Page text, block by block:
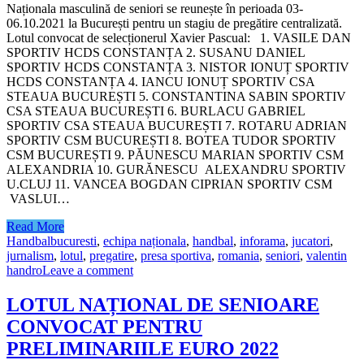
Naționala masculină de seniori se reunește în perioada 03-
06.10.2021 la București pentru un stagiu de pregătire centralizată.
Lotul convocat de selecționerul Xavier Pascual: 1. VASILE DAN
SPORTIV HCDS CONSTANȚA 2. SUSANU DANIEL
SPORTIV HCDS CONSTANȚA 3. NISTOR IONUȚ SPORTIV
HCDS CONSTANȚA 4. IANCU IONUȚ SPORTIV CSA
STEAUA BUCUREȘTI 5. CONSTANTINA SABIN SPORTIV
CSA STEAUA BUCUREȘTI 6. BURLACU GABRIEL
SPORTIV CSA STEAUA BUCUREȘTI 7. ROTARU ADRIAN
SPORTIV CSM BUCUREȘTI 8. BOTEA TUDOR SPORTIV
CSM BUCUREȘTI 9. PĂUNESCU MARIAN SPORTIV CSM
ALEXANDRIA 10. GURĂNESCU ALEXANDRU SPORTIV
U.CLUJ 11. VANCEA BOGDAN CIPRIAN SPORTIV CSM
VASLUI…
Read More
Handbalbucuresti, echipa naționala, handbal, inforama, jucatori,
jurnalism, lotul, pregatire, presa sportiva, romania, seniori, valentin
handroLeave a comment
LOTUL NAȚIONAL DE SENIOARE
CONVOCAT PENTRU
PRELIMINARIILE EURO 2022